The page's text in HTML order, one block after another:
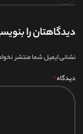
دیدگاهتان را
نشانی ایمیل شما منتشر
دیدگاه*